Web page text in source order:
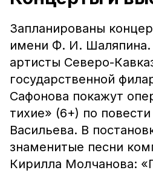
Запланированы
имени Ф. И. Шаляпина.
артисты Северо-
государственной
Сафонова покажут
тихие» (6+) по
Васильева. В
знаменитые песни
Кирилла Молчанова: